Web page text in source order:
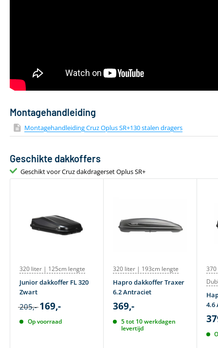
Montagehandleiding
Montagehandleiding Cruz Oplus SR+130 stalen dragers
Geschikte dakkoffers
Geschikt voor Cruz dakdragerset Oplus SR+
320 liter | 125cm lengte
Junior dakkoffer FL 320
Zwart
205,- 169,-
Op voorraad
320 liter | 193cm lengte
Hapro dakkoffer Traxer
6.2 Antraciet
369,-
5 tot 10 werkdagen
levertijd
4.6